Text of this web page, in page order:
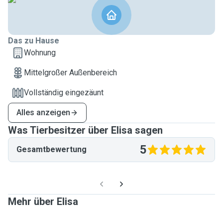
Das zu Hause
Wohnung
Mittelgroßer Außenbereich
Vollständig eingezäunt
Alles anzeigen
Was Tierbesitzer über Elisa sagen
Gesamtbewertung 5
Mehr über Elisa